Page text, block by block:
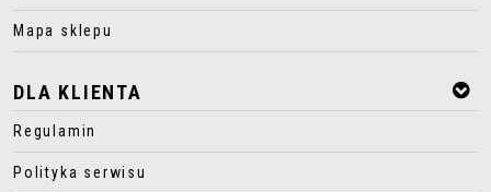
Mapa sklepu
DLA KLIENTA
Regulamin
Polityka serwisu